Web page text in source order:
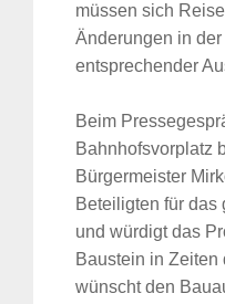
müssen sich
Änderungen in
entsprechender
Beim
Bahnhofsvorplatz
Bürgermeister
Beteiligten für das
und würdigt das
Baustein in Zeiten
wünscht den